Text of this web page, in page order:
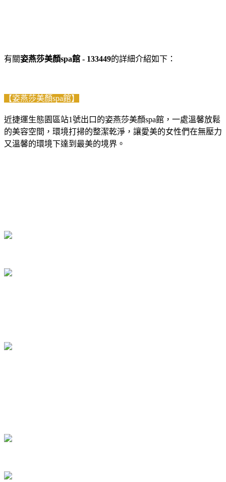
有關姿燕莎美顏spa館 - 133449的詳細介紹如下：
【姿燕莎美顏spa館】
近捷運生態園區站1號出口的姿燕莎美顏spa館，一處溫馨放鬆
的美容空間，環境打掃的整潔乾淨，讓愛美的女性們在無壓力
又溫馨的環境下達到最美的境界。